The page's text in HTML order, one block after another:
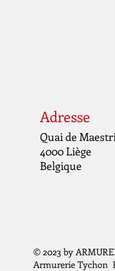
Adresse
Quai de
4000 Liège
Belgique
© 2023 by
Armurerie Tychon